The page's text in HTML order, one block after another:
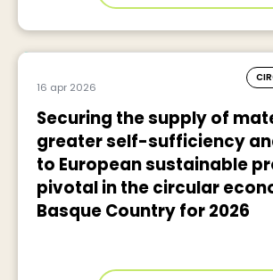
16 apr 2026
Securing the supply of
greater self-sufficiency
to European sustainable
pivotal in the circular
Basque Country for 2026